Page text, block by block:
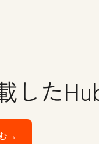
した
→